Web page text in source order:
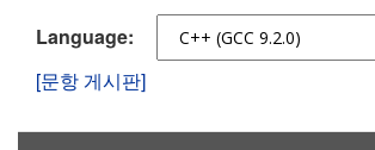
Language:
[문항 게시판]